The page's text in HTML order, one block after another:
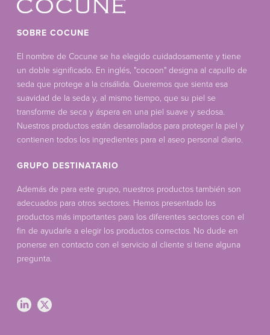
SOBRE COCUNE
El nombre de Cocune se ha elegido cuidadosamente y tiene
un doble significado. En inglés, "cocoon" designa al capullo de
seda que protege a la crisálida. Queremos que sienta esa
suavidad de la seda y, al mismo tiempo, que su piel se
transforme de seca y áspera en una piel suave y sedosa.
Nuestros productos están desarrollados para proteger la piel y
contienen todos los ingredientes para el aseo personal diario.
GRUPO DESTINATARIO
Además de para este grupo, nuestros productos también son
adecuados para otros sectores. Hemos presentado los
productos más importantes para los diferentes sectores con el
fin de ayudarle a elegir los productos correctos. No dude en
ponerse en contacto con el servicio al cliente si tiene alguna
pregunta.